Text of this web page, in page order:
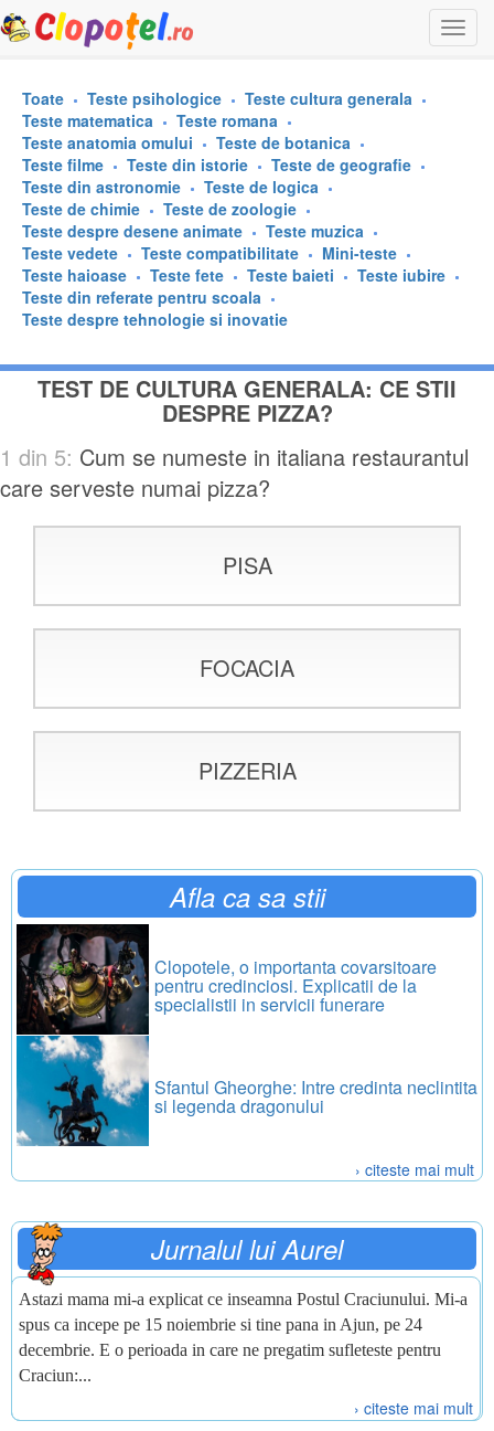
Toate Teste psihologice
Teste cultura generala
Teste matematica
Teste romana
Teste anatomia omului
Teste de botanica
Teste filme
Teste din istorie
Teste de geografie
Teste din astronomie
Teste de logica
Teste de chimie
Teste de zoologie
Teste despre desene animate
Teste muzica
Teste vedete
Teste compatibilitate
Mini-teste
Teste haioase
Teste fete Teste baieti
Teste iubire
Teste din referate pentru scoala
Teste despre tehnologie si inovatie
TEST DE CULTURA GENERALA: CE STII
DESPRE PIZZA?
1 din 5: Cum se numeste in italiana restaurantul
care serveste numai pizza?
PISA
FOCACIA
PIZZERIA
Afla ca sa stii
Clopotele, o importanta covarsitoare
pentru credinciosi. Explicatii de la
specialistii in servicii funerare
Sfantul Gheorghe: Intre credinta neclintita
si legenda dragonului
› citeste mai mult
Jurnalul lui Aurel
Astazi mama mi-a explicat ce inseamna Postul Craciunului. Mi-a
spus ca incepe pe 15 noiembrie si tine pana in Ajun, pe 24
decembrie. E o perioada in care ne pregatim sufleteste pentru
Craciun:...
› citeste mai mult